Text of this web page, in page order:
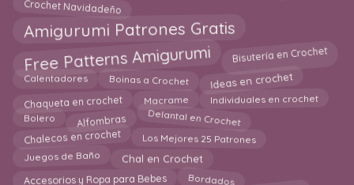
Crochet Navidadeño
Amigurumi Patrones Gratis
Free Patterns Amigurumi Bisutería en Crochet
Calentadores Boinas a Crochet Ideas en crochet
Chaqueta en crochet Macrame Individuales en crochet
Bolero Alfombras Delantal en Crochet
Chalecos en crochet Los Mejores 25 Patrones
Juegos de Baño Chal en Crochet
Accesorios y Ropa para Bebes Bordados